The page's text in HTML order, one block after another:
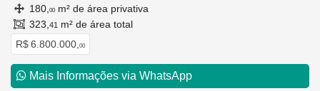
180, 00 m² de área privativa
323, 41 m² de área total
R$ 6.800.000, 00
Mais Informações via WhatsApp